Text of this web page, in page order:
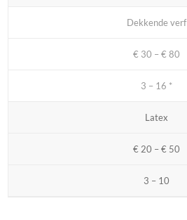
Dekkende verf
€ 30 – € 80
3 – 16 *
Latex
€ 20 – € 50
3 – 10